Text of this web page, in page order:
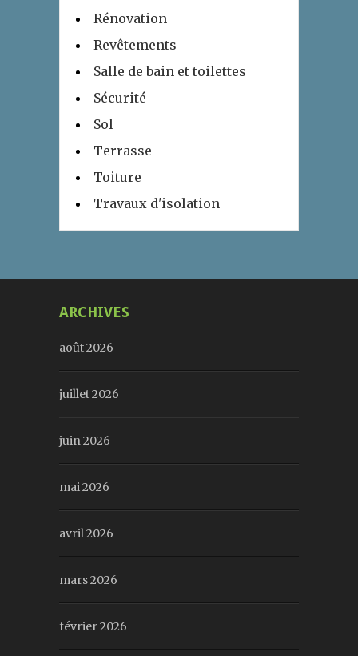
Rénovation
Revêtements
Salle de bain et toilettes
Sécurité
Sol
Terrasse
Toiture
Travaux d'isolation
ARCHIVES
août 2026
juillet 2026
juin 2026
mai 2026
avril 2026
mars 2026
février 2026